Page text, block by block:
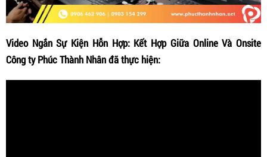
Video Ngắn Sự Kiện Hỗn Hợp: Kết Hợp Giữa Online Và Onsite
Công ty Phúc Thành Nhân đã thực hiện: